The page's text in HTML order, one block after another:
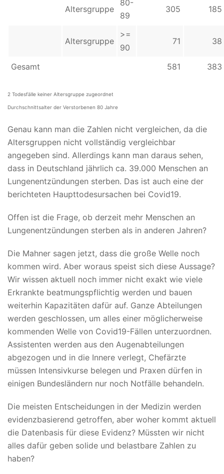
Altersgruppe
80-
89
305 185
Altersgruppe
>=
90
71 38
Gesamt 581 383
2 Todesfälle keiner Altersgruppe zugeordnet
Durchschnittsalter der Verstorbenen 80 Jahre
Genau kann man die Zahlen nicht vergleichen, da die
Altersgruppen nicht vollständig vergleichbar
angegeben sind. Allerdings kann man daraus sehen,
dass in Deutschland jährlich ca. 39.000 Menschen an
Lungenentzündungen sterben. Das ist auch eine der
berichteten Haupttodesursachen bei Covid19.
Offen ist die Frage, ob derzeit mehr Menschen an
Lungenentzündungen sterben als in anderen Jahren?
Die Mahner sagen jetzt, dass die große Welle noch
kommen wird. Aber woraus speist sich diese Aussage?
Wir wissen aktuell noch immer nicht exakt wie viele
Erkrankte beatmungspflichtig werden und bauen
weiterhin Kapazitäten dafür auf. Ganze Abteilungen
werden geschlossen, um alles einer möglicherweise
kommenden Welle von Covid19-Fällen unterzuordnen.
Assistenten werden aus den Augenabteilungen
abgezogen und in die Innere verlegt, Chefärzte
müssen Intensivkurse belegen und Praxen dürfen in
einigen Bundesländern nur noch Notfälle behandeln.
Die meisten Entscheidungen in der Medizin werden
evidenzbasierend getroffen, aber woher kommt aktuell
die Datenbasis für diese Evidenz? Müssten wir nicht
alles dafür geben solide und belastbare Zahlen zu
haben?